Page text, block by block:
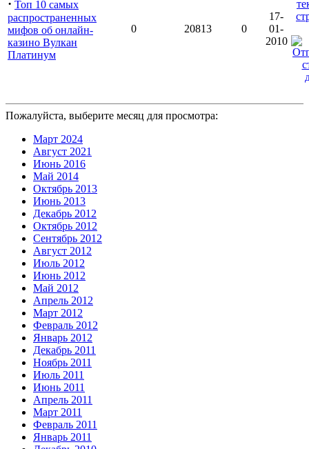
· Топ 10 самых
распространенных
мифов об онлайн-
казино Вулкан
Платинум
0 20813 0
17-
01-
2010
Пожалуйста, выберите месяц для просмотра:
Март 2024
Август 2021
Июнь 2016
Май 2014
Октябрь 2013
Июнь 2013
Декабрь 2012
Октябрь 2012
Сентябрь 2012
Август 2012
Июль 2012
Июнь 2012
Май 2012
Апрель 2012
Март 2012
Февраль 2012
Январь 2012
Декабрь 2011
Ноябрь 2011
Июль 2011
Июнь 2011
Апрель 2011
Март 2011
Февраль 2011
Январь 2011